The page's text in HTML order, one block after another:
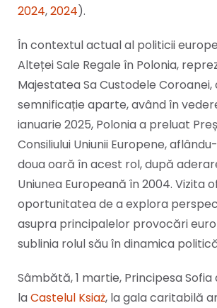
2024,2024).
În contextul actual al politicii
Alteței Sale Regale în Polonia,
Majestatea Sa Custodele
semnificație aparte, având în
ianuarie 2025, Polonia a preluat
Consiliului Uniunii Europene,
doua oară în acest rol, după
Uniunea Europeană în 2004. Vizita
oportunitatea de a explora
asupra principalelor provocări
sublinia rolul său în dinamica
Sâmbătă, 1 martie, Principesa
laCastelul Ksiaż, la gala caritabilă